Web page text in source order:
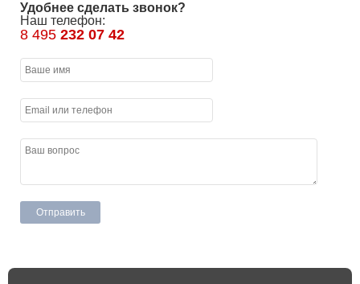
Удобнее сделать звонок?
Наш телефон:
8 495 232 07 42